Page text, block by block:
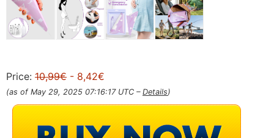
Price: 10,99€ - 8,42€
(as of May 29, 2025 07:16:17 UTC – Details)